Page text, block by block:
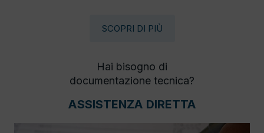
SCOPRI DI PIÙ
Hai bisogno di
documentazione tecnica?
ASSISTENZA DIRETTA